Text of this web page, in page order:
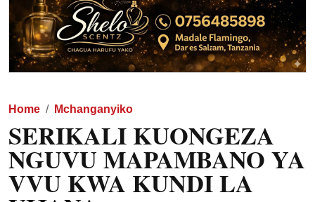
Home Mchanganyiko
SERIKALI KUONGEZA
NGUVU MAPAMBANO YA
VVU KWA KUNDI LA